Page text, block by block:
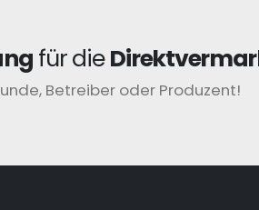
für die
Betreiber oder Produzent!